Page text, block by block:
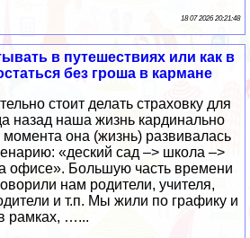
18 07 2026 20:21:48
в путешествиях или как в
без гроша в кармане
стоит делать страховку для
назад наша жизнь кардинально
она (жизнь) развивалась
«деский сад –> школа –>
офисе». Большую часть времени
нам родители, учителя,
и т.п. Мы жили по графику и
рамках, …...